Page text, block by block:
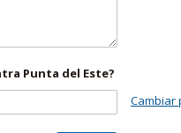
Punta del Este?
Cambiar